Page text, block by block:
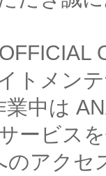
トメン
中は
ービス
のアクセ